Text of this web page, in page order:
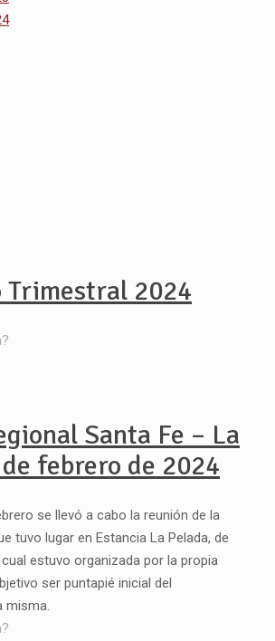
Trimestral 2024
Santa Fe – La
febrero de 2024
se llevó a cabo la reunión de la
tuvo lugar en Estancia La Pelada, de
estuvo organizada por la propia
ser puntapié inicial del
misma.